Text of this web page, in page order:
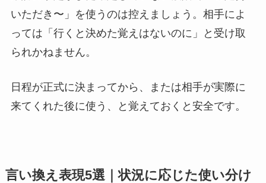
いただき〜」を使うのは控えましょう。相手によ
っては「行くと決めた覚えはないのに」と受け取
られかねません。
日程が正式に決まってから、または相手が実際に
来てくれた後に使う、と覚えておくと安全です。
言い換え表現5選｜状況に応じた使い分け